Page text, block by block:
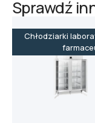
Sprawdź
Chłodziarki